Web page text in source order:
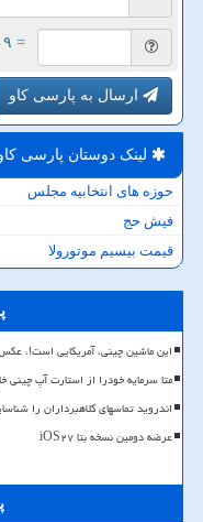
= ۹ بعلاوه ۱
ارسال به پارسی کاو
لینک دوستان پارسی
حوزه های انتخابیه مجلس
فیش حج
قیمت بیسیم موتورولا
این ماشین چینی، آمریکایی است!،
متا سرمایه خودرا از استارت آپ چینی
اندروید تماسهای کلاهبرداران را
عرضه دومین نسخه بتا iOS۲۷